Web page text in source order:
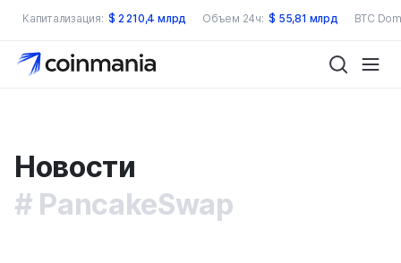
Капитализация: $ 2 210,4 млрд Объем 24ч: $ 55,81 млрд BTC
Новости
PancakeSwap